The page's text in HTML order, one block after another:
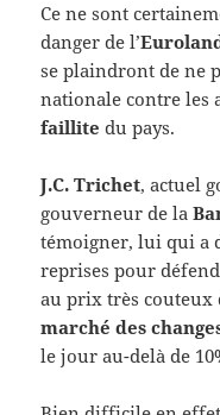
Ce ne sont
danger de l’
se plaindront de ne
nationale contre les
faillite du pays.
J.C. Trichet, actuel
gouverneur de la
témoigner, lui qui a
reprises pour
au prix très couteux
marché des
le jour au-delà de